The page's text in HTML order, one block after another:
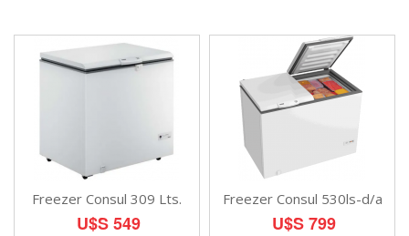
Freezer Consul 309 Lts.
U$S 549
Freezer Consul 530ls-d/a
U$S 799